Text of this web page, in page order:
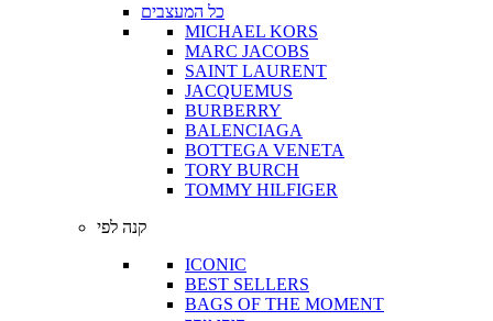
כל המעצבים
MICHAEL KORS
MARC JACOBS
SAINT LAURENT
JACQUEMUS
BURBERRY
BALENCIAGA
BOTTEGA VENETA
TORY BURCH
TOMMY HILFIGER
קנה לפי
ICONIC
BEST SELLERS
BAGS OF THE MOMENT